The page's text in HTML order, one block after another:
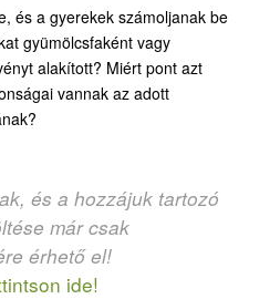
és a gyerekek számoljanak be
gyümölcsfaként vagy
alakított? Miért pont azt
vannak az adott
és a hozzájuk tartozó
már csak
érhető el!
ide!